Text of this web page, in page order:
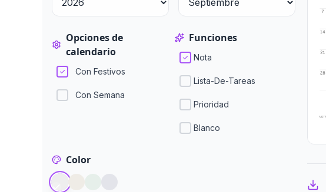
Opciones de
calendario
Con Festivos
Con Semana
Funciones
Nota
Lista-De-Tareas
Prioridad
Blanco
Color